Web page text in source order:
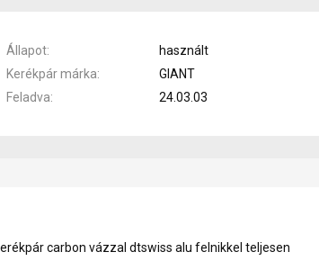
Állapot
használt
Kerékpár márka
GIANT
Feladva 24.03.03
carbon vázzal dtswiss alu felnikkel teljesen